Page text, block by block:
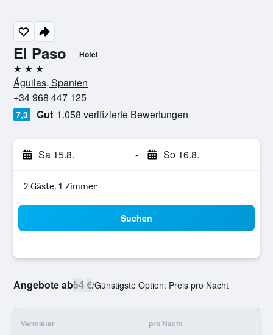
El Paso Hotel
3 Sterne
Águilas, Spanien
+34 968 447 125
7,3 Gut 1.058 verifizierte Bewertungen
Sa 15.8. - So 16.8.
2 Gäste, 1 Zimmer
Suchen
Angebote ab54 €/Günstigste Option: Preis pro Nacht
Vermieter pro Nacht